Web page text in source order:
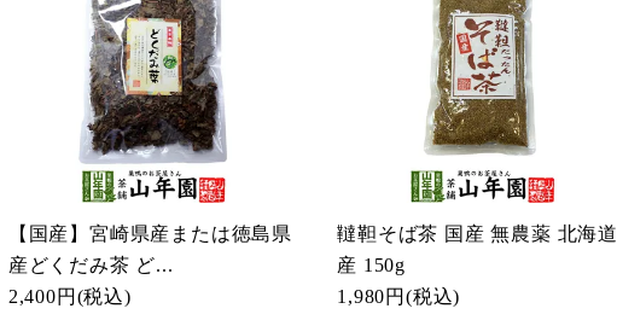
【国産】宮崎県産または徳島県
産どくだみ茶 ど...
2,400円 (税込)
韃靼そば茶 国産 無農薬 北海道
産 150g
1,980円(税込)